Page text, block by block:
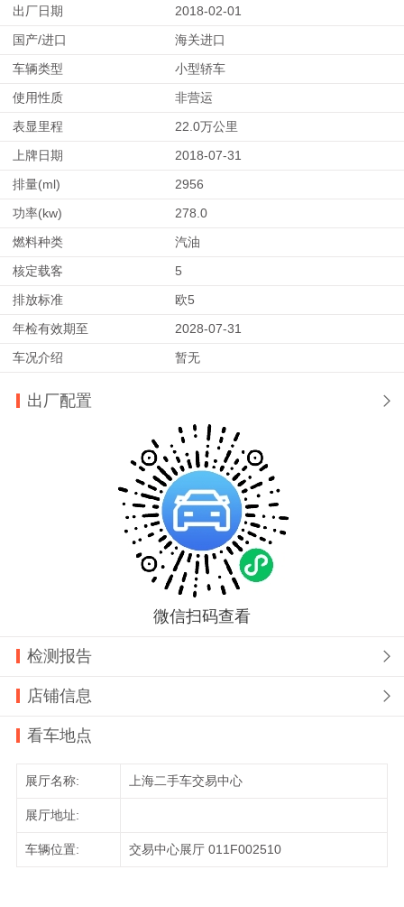
出厂日期
2018-02-01
国产/进口
海关进口
车辆类型
小型轿车
使用性质
非营运
表显里程
22.0万公里
上牌日期
2018-07-31
排量(ml)
2956
功率(kw)
278.0
燃料种类
汽油
核定载客
5
排放标准
欧5
年检有效期至
2028-07-31
车况介绍
暂无
出厂配置 
微信扫码查看
检测报告 
店铺信息 
看车地点
展厅名称: 上海二手车交易中心
展厅地址:
车辆位置: 交易中心展厅 011F002510